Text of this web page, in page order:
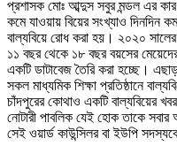
প্রশাসক মোঃ আব্দুস সবুর মন্ডল এর
কমে যাওয়ায় বিয়ের সংখ্যাও দিনদিন
বাল্যবিয়ে রোধ করা হয়। ২০২০
১১ বছর থেকে ১৮ বছর বয়সের
একটি ডাটাবেজ তৈরি করা হচ্ছে।
সকল মাধ্যমিক শিক্ষা প্রতিষ্ঠানে
চাঁদপুরের কোথাও একটি বাল্যবিয়ের
নোটারী পাবলিক যেই হোক তাকে
সেই ওয়ার্ড কাউন্সিলর বা ইউপি